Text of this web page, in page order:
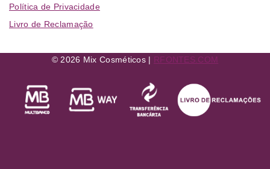
Política de Privacidade
Livro de Reclamação
© 2026 Mix Cosméticos | RFONTES.COM